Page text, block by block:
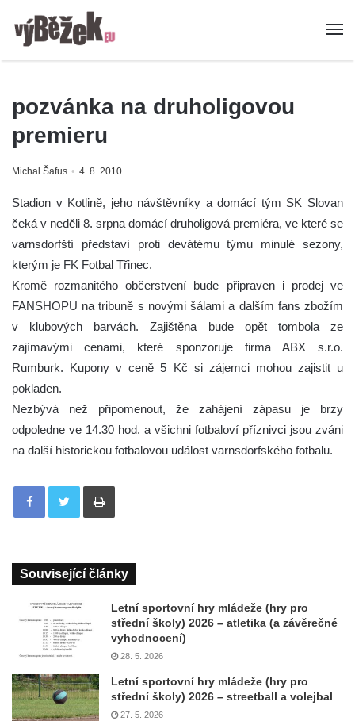
pozvánka na druholigovou
premieru
Michal Šafus 4. 8. 2010
Stadion v Kotlině, jeho návštěvníky a domácí tým SK Slovan
čeká v neděli 8. srpna domácí druholigová premiéra, ve které se
varnsdorfští představí proti devátému týmu minulé sezony,
kterým je FK Fotbal Třinec.
Kromě rozmanitého občerstvení bude připraven i prodej ve
FANSHOPU na tribuně s novými šálami a dalším fans zbožím
v klubových barvách. Zajištěna bude opět tombola ze
zajímavými cenami, které sponzoruje firma ABX s.r.o.
Rumburk. Kupony v ceně 5 Kč si zájemci mohou zajistit u
pokladen.
Nezbývá než připomenout, že zahájení zápasu je brzy
odpoledne ve 14.30 hod. a všichni fotbaloví příznivci jsou zváni
na další historickou fotbalovou událost varnsdorfského fotbalu.
Tisknout
Související články
Letní sportovní hry mládeže (hry pro
střední školy) 2026 – atletika (a závěrečné
vyhodnocení)
28. 5. 2026
Letní sportovní hry mládeže (hry pro
střední školy) 2026 – streetball a volejbal
27. 5. 2026